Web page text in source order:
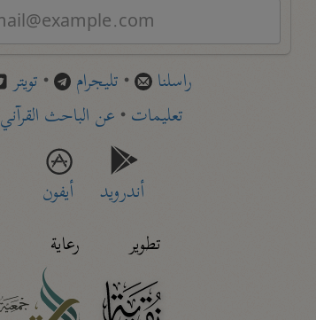
راسلنا • تليجرام • تويتر
تعليمات• عن الباحث القرآني
أندرويد
أيفون
تطوير
رعاية